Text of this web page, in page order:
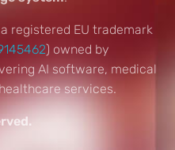
registered EU trademark
) owned by
AI software, medical
services.